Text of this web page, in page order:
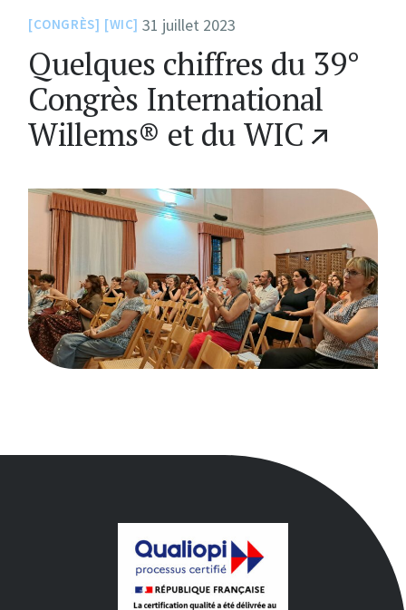
CONGRÈS WIC 31 juillet 2023
Quelques chiffres du 39°
Congrès International
Willems® et du WIC